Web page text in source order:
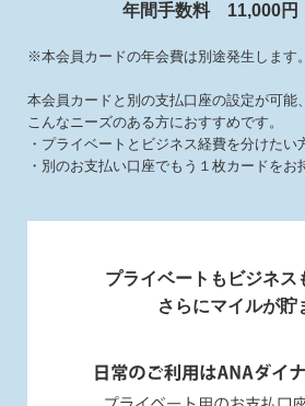
年間手数料 11,000円
※本会員カードの年会費は別途発生します。
本会員カードと別の支払口座の設定が可能、
こんなニーズのある方におすすめです。
・プライベートとビジネス経費を分けたい
・別のお支払い口座でもう１枚カードをお
プライベートもビジネス
さらにマイルが貯